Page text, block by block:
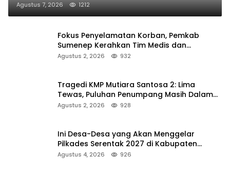
Agustus 7, 2026 1212
Fokus Penyelamatan Korban, Pemkab
Sumenep Kerahkan Tim Medis dan
Ambulans ke Pelabuhan Kalianget
Agustus 2, 2026 932
Tragedi KMP Mutiara Santosa 2: Lima
Tewas, Puluhan Penumpang Masih Dalam
Pencarian
Agustus 2, 2026 928
Ini Desa-Desa yang Akan Menggelar
Pilkades Serentak 2027 di Kabupaten
Sumenep
Agustus 4, 2026 926